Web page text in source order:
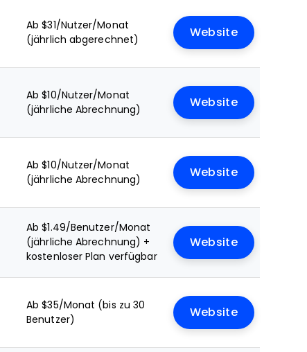
Ab $31/Nutzer/Monat
(jährlich abgerechnet)
Website
Ab $10/Nutzer/Monat
(jährliche Abrechnung)
Website
Ab $10/Nutzer/Monat
(jährliche Abrechnung)
Website
Ab $1.49/Benutzer/Monat
(jährliche Abrechnung) +
kostenloser Plan verfügbar
Website
Ab $35/Monat (bis zu 30
Benutzer)
Website